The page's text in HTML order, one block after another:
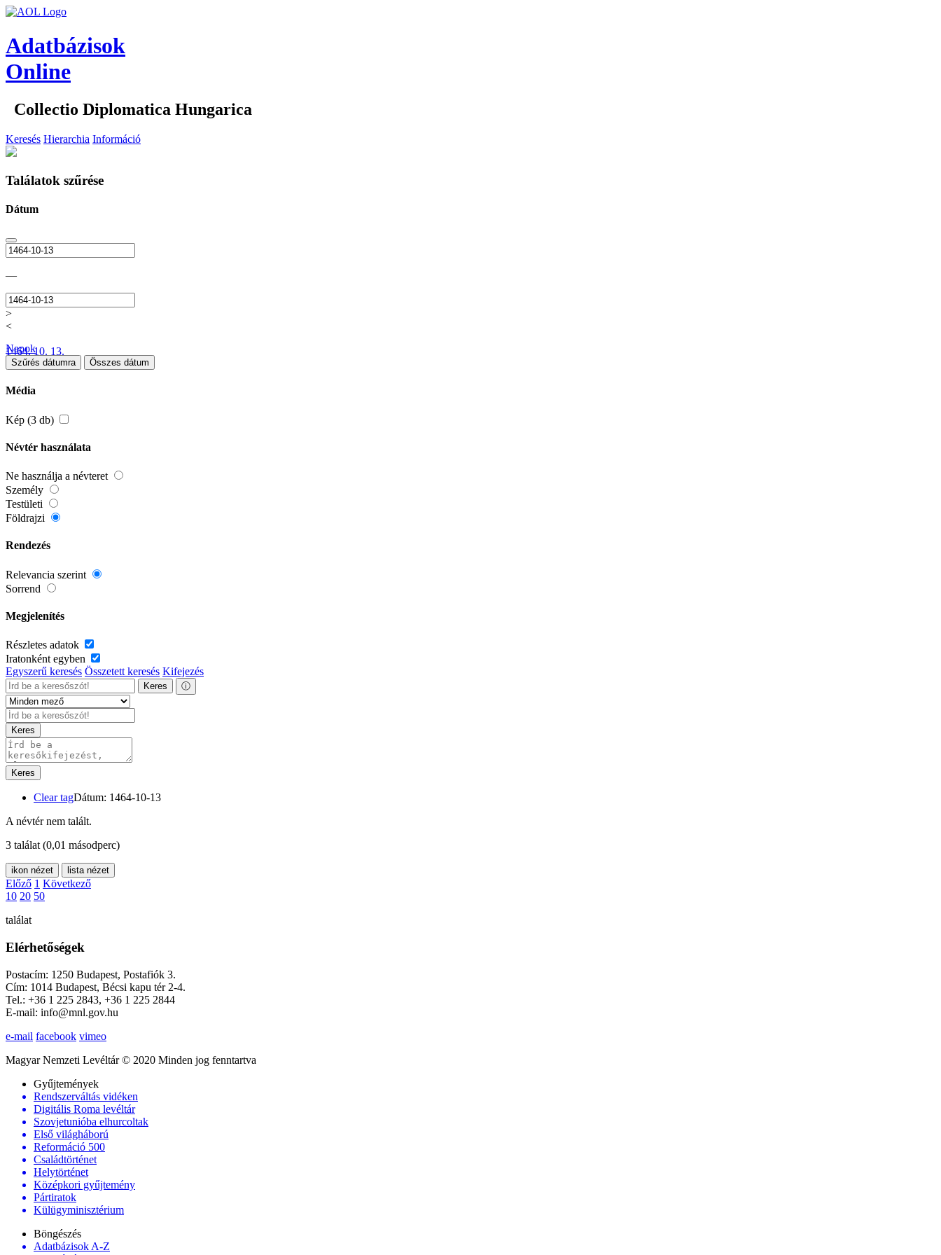
Adatbázisok
Online
Collectio Diplomatica Hungarica
Keresés Hierarchia Információ
Találatok szűrése
Dátum
—
>
<
1464. 10. 13.
Napok
Szűrés dátumra Összes dátum
Média
Kép (3 db)
Névtér használata
Ne használja a névteret
Személy
Testületi
Földrajzi
Rendezés
Relevancia szerint
Sorrend
Megjelenítés
Részletes adatok
Iratonként egyben
Egyszerű keresés Összetett keresés Kifejezés
Keres ⓘ
Keres
Keres
Clear tagDátum: 1464-10-13
A névtér nem talált.
3 találat (0,01 másodperc)
ikon nézet lista nézet
Előző 1 Következő
10 20 50
találat
Elérhetőségek
Postacím: 1250 Budapest, Postafiók 3.
Cím: 1014 Budapest, Bécsi kapu tér 2-4.
Tel.: +36 1 225 2843, +36 1 225 2844
E-mail: info@mnl.gov.hu
e-mail facebook vimeo
Magyar Nemzeti Levéltár © 2020 Minden jog fenntartva
Gyűjtemények
Rendszerváltás vidéken
Digitális Roma levéltár
Szovjetunióba elhurcoltak
Első világháború
Reformáció 500
Családtörténet
Helytörténet
Középkori gyűjtemény
Pártiratok
Külügyminisztérium
Böngészés
Adatbázisok A-Z